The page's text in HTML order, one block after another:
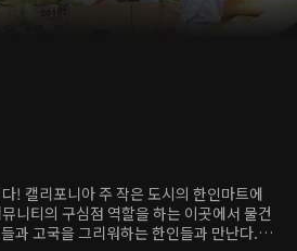
! 캘리포니아 주 작은 도시의 한인마트에
니티의 구심점 역할을 하는 이곳에서 물건
과 고국을 그리워하는 한인들과 만난다. 언